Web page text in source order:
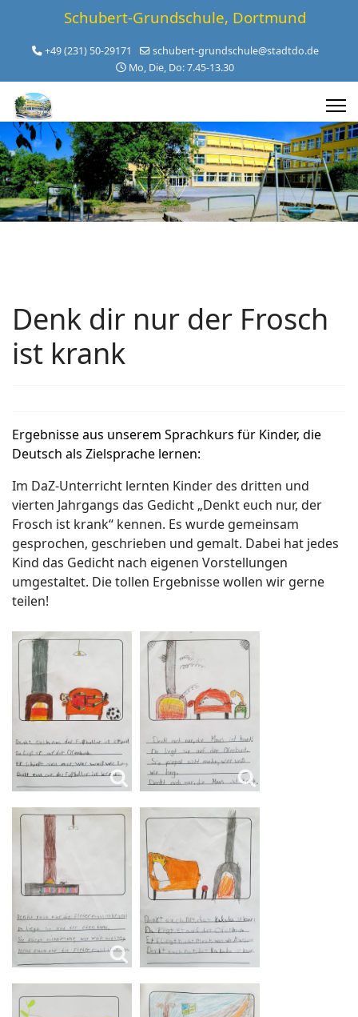
Schubert-Grundschule, Dortmund
+49 (231) 50-29171
schubert-grundschule@stadtdo.de
Mo, Die, Do: 7.45-13.30
Denk dir nur der Frosch
ist krank
Ergebnisse aus unserem Sprachkurs für Kinder, die
Deutsch als Zielsprache lernen:
Im DaZ-Unterricht lernten Kinder des dritten und
vierten Jahrgangs das Gedicht „Denkt euch nur, der
Frosch ist krank“ kennen. Es wurde gemeinsam
gesprochen, geschrieben und gemalt. Dabei hat jedes
Kind das Gedicht nach eigenen Vorstellungen
umgestaltet. Die tollen Ergebnisse wollen wir gerne
teilen!